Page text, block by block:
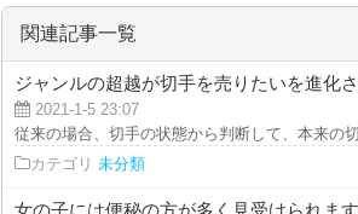
関連記事一覧
ジャンルの超越が切手を売りたいを進化
2021-1-5 23:07
従来の場合、切手の状態から判断して、本来の
カテゴリ 未分類